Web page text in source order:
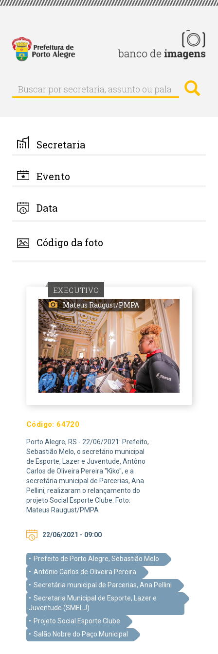
Pular
principal
Buscar
Buscar
por
palavra-
chave
Secretaria
Evento
Data
Código da foto
EXECUTIVO
Mateus Raugust/PMPA
Código: 64720
Porto Alegre, RS - 22/06/2021: Prefeito,
Sebastião Melo, o secretário municipal
de Esporte, Lazer e Juventude, Antôno
Carlos de Oliveira Pereira "Kiko", e a
secretária municipal de Parcerias, Ana
Pellini, realizaram o relançamento do
projeto Social Esporte Clube. Foto:
Mateus Raugust/PMPA
22/06/2021 - 09:00
Prefeito de Porto Alegre, Sebastião Melo
Antônio Carlos de Oliveira Pereira
Secretária municipal de Parcerias, Ana Pellini
Secretaria Municipal de Esporte, Lazer e
Juventude (SMELJ)
Projeto Social Esporte Clube
Salão Nobre do Paço Municipal